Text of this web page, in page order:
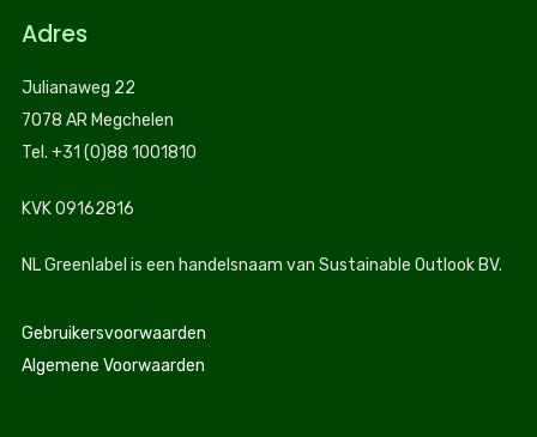
Adres
Julianaweg 22
7078 AR Megchelen
Tel. +31 (0)88 1001810
KVK 09162816
NL Greenlabel is een handelsnaam van Sustainable Outlook BV.
Gebruikersvoorwaarden
Algemene Voorwaarden